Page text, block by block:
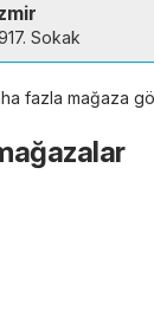
Sokak
fazla mağaza